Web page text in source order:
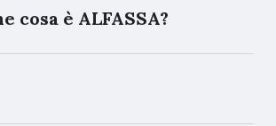
cosa è ALFASSA?